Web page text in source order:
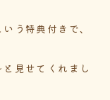
う特典付きで、
見せてくれまし